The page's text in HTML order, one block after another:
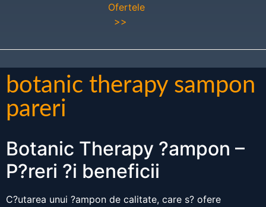
Ofertele
>>
botanic therapy sampon
pareri
Botanic Therapy ?ampon –
P?reri ?i beneficii
C?utarea unui ?ampon de calitate, care s? ofere